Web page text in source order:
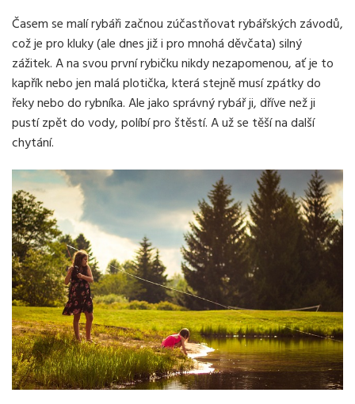
Časem se malí rybáři začnou zúčastňovat rybářských závodů,
což je pro kluky (ale dnes již i pro mnohá děvčata) silný
zážitek. A na svou první rybičku nikdy nezapomenou, ať je to
kapřík nebo jen malá plotička, která stejně musí zpátky do
řeky nebo do rybníka. Ale jako správný rybář ji, dříve než ji
pustí zpět do vody, políbí pro štěstí. A už se těší na další
chytání.